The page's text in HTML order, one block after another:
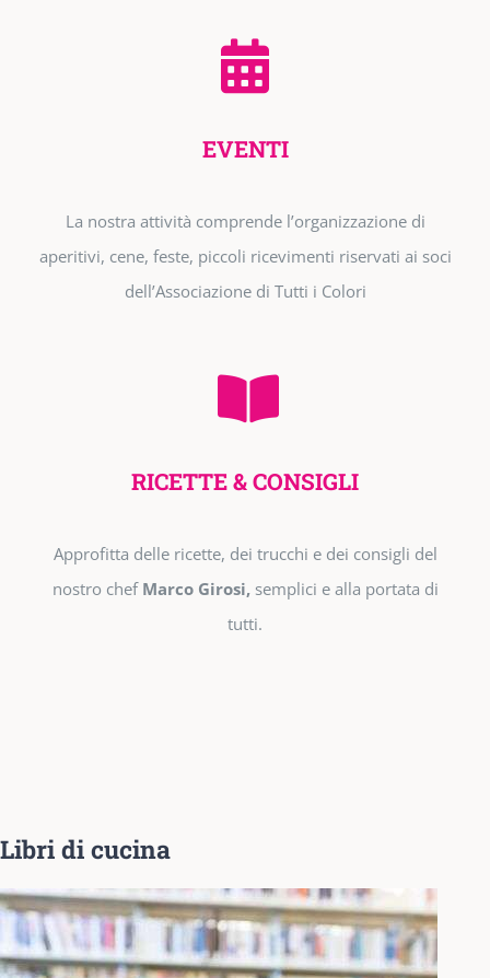
EVENTI
La nostra attività comprende l’organizzazione di
aperitivi, cene, feste, piccoli ricevimenti riservati ai soci
dell’Associazione di Tutti i Colori
RICETTE & CONSIGLI
Approfitta delle ricette, dei trucchi e dei consigli del
nostro chef Marco Girosi,semplici e alla portata di
tutti.
Libri di cucina